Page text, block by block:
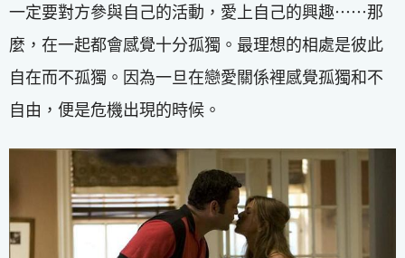
一定要對方參與自己的活動，愛上自己的興趣⋯⋯那
麼，在一起都會感覺十分孤獨。最理想的相處是彼此
自在而不孤獨。因為一旦在戀愛關係裡感覺孤獨和不
自由，便是危機出現的時候。